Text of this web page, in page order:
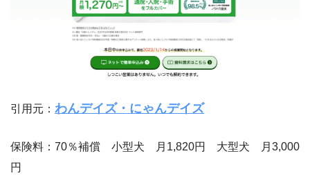
引用元： わんデイズ・にゃんデイズ
保険料：70％補償 小型犬 月1,820円 大型犬 月3,000
円